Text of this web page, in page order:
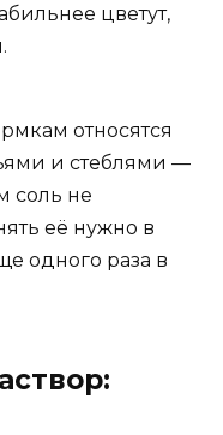
цветут,
относятся
и стеблями —
соль не
её нужно в
одного раза в